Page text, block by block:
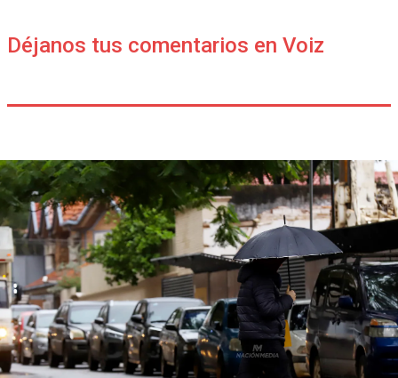
Déjanos tus comentarios en Voiz